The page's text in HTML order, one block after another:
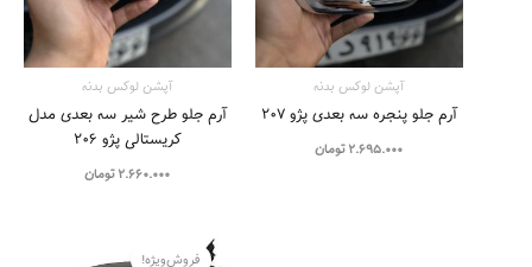
آپشن لوکس بدنه
آرم جلو پنجره سه بعدی پژو ۲۰۷
2.695.000 تومان
آپشن لوکس بدنه
آرم جلو طرح شیر سه بعدی مدل
کریستالی پژو 206
2.660.000تومان
فروش‌ویژه!